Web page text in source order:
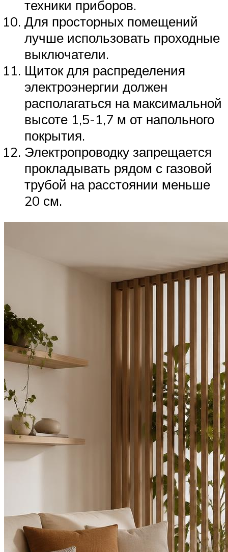
техники приборов.
Для просторных помещений
лучше использовать проходные
выключатели.
Щиток для распределения
электроэнергии должен
располагаться на максимальной
высоте 1,5-1,7 м от напольного
покрытия.
Электропроводку запрещается
прокладывать рядом с газовой
трубой на расстоянии меньше
20 см.